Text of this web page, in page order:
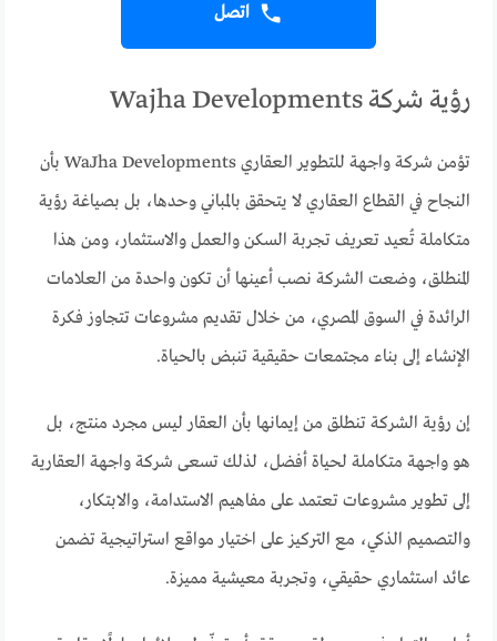
اتصل
رؤية شركة Wajha Developments
تؤمن شركة واجهة للتطوير العقاري WaJha Developments بأن
النجاح في القطاع العقاري لا يتحقق بالمباني وحدها، بل بصياغة رؤية
متكاملة تُعيد تعريف تجربة السكن والعمل والاستثمار، ومن هذا
المنطلق، وضعت الشركة نصب أعينها أن تكون واحدة من العلامات
الرائدة في السوق المصري، من خلال تقديم مشروعات تتجاوز فكرة
الإنشاء إلى بناء مجتمعات حقيقية تنبض بالحياة.
إن رؤية الشركة تنطلق من إيمانها بأن العقار ليس مجرد منتج، بل
هو واجهة متكاملة لحياة أفضل، لذلك تسعى شركة واجهة العقارية
إلى تطوير مشروعات تعتمد على مفاهيم الاستدامة، والابتكار،
والتصميم الذكي، مع التركيز على اختيار مواقع استراتيجية تضمن
عائد استثماري حقيقي، وتجربة معيشية مميزة.